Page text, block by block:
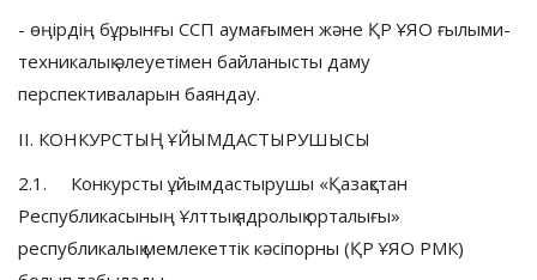
- өңірдің бұрынғы ССП аумағымен және ҚР ҰЯО ғылыми-
техникалық әлеуетімен байланысты даму
перспективаларын баяндау.
II. КОНКУРСТЫҢ ҰЙЫМДАСТЫРУШЫСЫ
2.1. Конкурсты ұйымдастырушы «Қазақстан
Республикасының Ұлттық ядролық орталығы»
республикалық мемлекеттік кәсіпорны (ҚР ҰЯО РМК)